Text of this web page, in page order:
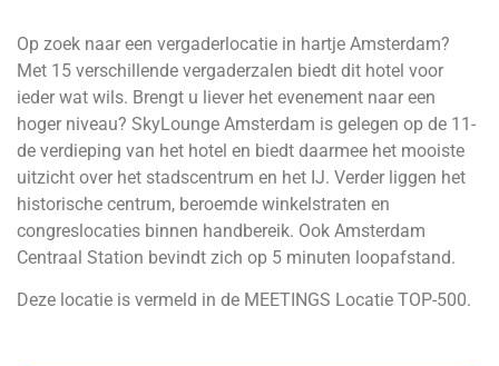
Op zoek naar een vergaderlocatie in hartje Amsterdam?
Met 15 verschillende vergaderzalen biedt dit hotel voor
ieder wat wils. Brengt u liever het evenement naar een
hoger niveau? SkyLounge Amsterdam is gelegen op de 11-
de verdieping van het hotel en biedt daarmee het mooiste
uitzicht over het stadscentrum en het IJ. Verder liggen het
historische centrum, beroemde winkelstraten en
congreslocaties binnen handbereik. Ook Amsterdam
Centraal Station bevindt zich op 5 minuten loopafstand.
Deze locatie is vermeld in de MEETINGS Locatie TOP-500.